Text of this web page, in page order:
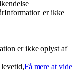
Information er ikke
er ikke oplyst af
Få mere at vide